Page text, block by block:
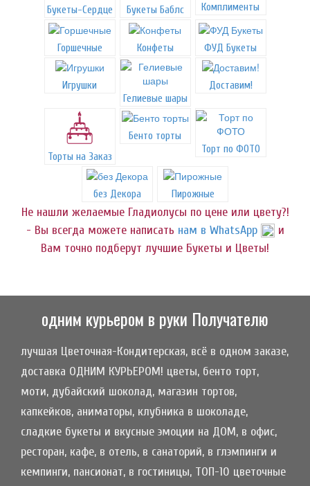
Букеты-Сердце Букеты Баблс Комплименты
Горшечные Конфеты ФУД Букеты
Игрушки
Гелиевые шары
Доставим!
Торты на Заказ
Бенто торты
Торт по ФОТО
без Декора Пирожные
Не нашли желаемые Гладиолусы по цене или цвету?!
- Вы всегда можете написать нам в WhatsApp
и
Вам точно подберут лучшие Букеты и Цветы!
одним курьером в руки Получателю
лучшая Цветочная-Кондитерская, всё в одном заказе,
доставка ОДНИМ КУРЬЕРОМ! цветы, бенто торт,
моти, дубайский шоколад, магазин тортов,
капкейков, аниматоры, клубника в шоколаде,
сладкие букеты и вкусные эмоции на ДОМ, в офис,
ресторан, кафе, в отель, в санаторий, в глэмпинги и
кемпинги, пансионат, в гостиницы, ТОП-10 цветочные